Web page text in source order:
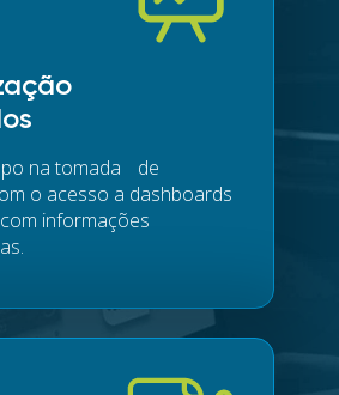
na tomada de
o acesso a dashboards
informações